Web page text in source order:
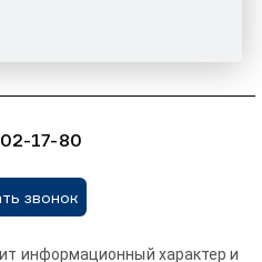
17-80
звонок
информационный характер и